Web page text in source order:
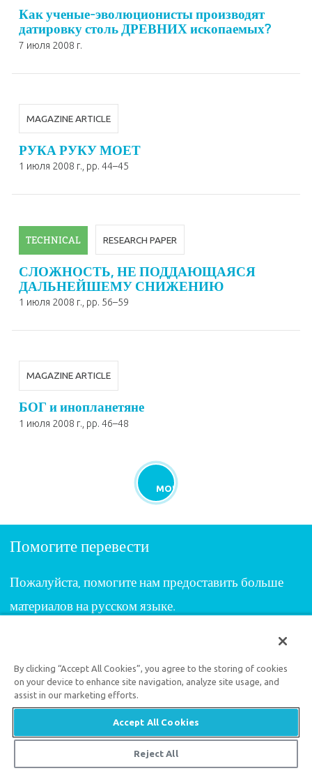
Как ученые-эволюционисты производят
датировку столь ДРЕВНИХ ископаемых?
7 июля 2008 г.
MAGAZINE ARTICLE
РУКА РУКУ МОЕТ
1 июля 2008 г., pp. 44–45
TECHNICAL RESEARCH PAPER
СЛОЖНОСТЬ, НЕ ПОДДАЮЩАЯСЯ
ДАЛЬНЕЙШЕМУ СНИЖЕНИЮ
1 июля 2008 г. , pp. 56–59
MAGAZINE ARTICLE
БОГ и ино­пла­не­тя­не
1 июля 2008 г. , pp. 46–48
MORE
Помогите перевести
Пожалуйста, помогите нам предоставить больше
материалов на русском языке.
Visit ourEnglish website.
© 2026 Answers in Genesis
By clicking “Accept All Cookies”, you agree to the storing of cookies
on your device to enhance site navigation, analyze site usage, and
assist in our marketing efforts.
Accept All Cookies
Reject All